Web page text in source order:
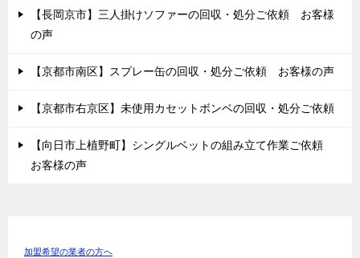
【長岡京市】三人掛けソファーの回収・処分ご依頼 お客様
の声
【京都市南区】スプレー缶の回収・処分ご依頼 お客様の声
【京都市右京区】未使用カセットボンベの回収・処分ご依頼
【向日市上植野町】シングルベットの組み立て作業ご依頼
お客様の声
加盟希望の業者の方へ